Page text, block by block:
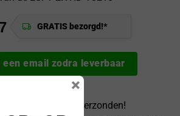
GRATIS bezorgd!*
email zodra leverbaar
besteld? Direct verzonden!
×